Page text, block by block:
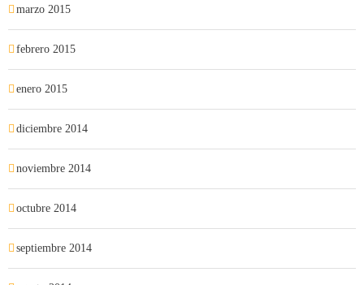
marzo 2015
febrero 2015
enero 2015
diciembre 2014
noviembre 2014
octubre 2014
septiembre 2014